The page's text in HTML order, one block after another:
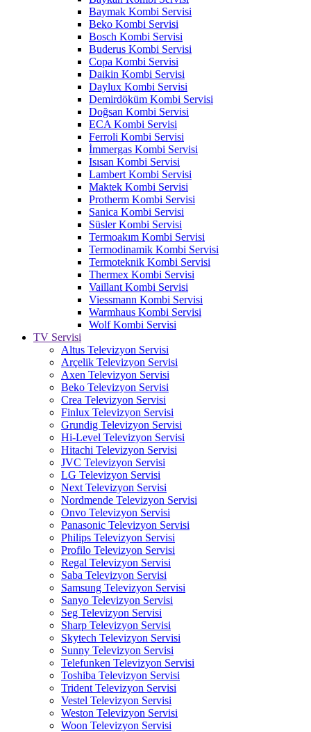
Baymak Kombi Servisi
Beko Kombi Servisi
Bosch Kombi Servisi
Buderus Kombi Servisi
Copa Kombi Servisi
Daikin Kombi Servisi
Daylux Kombi Servisi
Demirdöküm Kombi Servisi
Doğsan Kombi Servisi
ECA Kombi Servisi
Ferroli Kombi Servisi
İmmergas Kombi Servisi
Isısan Kombi Servisi
Lambert Kombi Servisi
Maktek Kombi Servisi
Protherm Kombi Servisi
Sanica Kombi Servisi
Süsler Kombi Servisi
Termoakım Kombi Servisi
Termodinamik Kombi Servisi
Termoteknik Kombi Servisi
Thermex Kombi Servisi
Vaillant Kombi Servisi
Viessmann Kombi Servisi
Warmhaus Kombi Servisi
Wolf Kombi Servisi
TV Servisi
Altus Televizyon Servisi
Arçelik Televizyon Servisi
Axen Televizyon Servisi
Beko Televizyon Servisi
Crea Televizyon Servisi
Finlux Televizyon Servisi
Grundig Televizyon Servisi
Hi-Level Televizyon Servisi
Hitachi Televizyon Servisi
JVC Televizyon Servisi
LG Televizyon Servisi
Next Televizyon Servisi
Nordmende Televizyon Servisi
Onvo Televizyon Servisi
Panasonic Televizyon Servisi
Philips Televizyon Servisi
Profilo Televizyon Servisi
Regal Televizyon Servisi
Saba Televizyon Servisi
Samsung Televizyon Servisi
Sanyo Televizyon Servisi
Seg Televizyon Servisi
Sharp Televizyon Servisi
Skytech Televizyon Servisi
Sunny Televizyon Servisi
Telefunken Televizyon Servisi
Toshiba Televizyon Servisi
Trident Televizyon Servisi
Vestel Televizyon Servisi
Weston Televizyon Servisi
Woon Televizyon Servisi